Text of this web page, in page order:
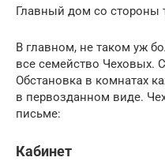
Главный дом со стороны
В главном, не таком уж
все семейство Чеховых.
Обстановка в комнатах
в первозданном виде.
письме:
Кабинет